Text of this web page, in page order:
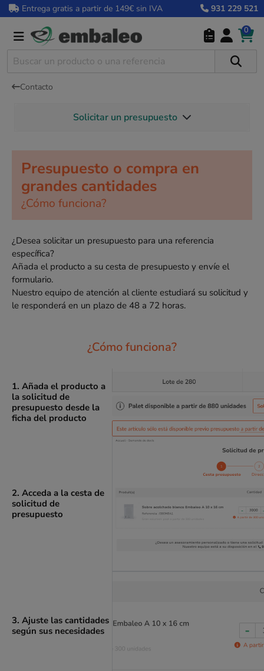
Entrega gratis a partir de 149€ sin IVA 931 229 521
0
Contacto
Solicitar un presupuesto
Presupuesto o compra en
grandes cantidades
¿Cómo funciona?
¿Desea solicitar un presupuesto para una referencia
específica?
Añada el producto a su cesta de presupuesto y envíe el
formulario.
Nuestro equipo de atención al cliente estudiará su solicitud y
le responderá en un plazo de 48 a 72 horas.
¿Cómo funciona?
1. Añada el producto a
la solicitud de
presupuesto desde la
ficha del producto
2. Acceda a la cesta de
solicitud de
presupuesto
3. Ajuste las cantidades
según sus necesidades